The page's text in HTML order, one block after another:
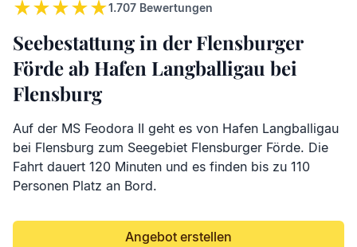
1.707 Bewertungen
Seebestattung in der Flensburger
Förde ab Hafen Langballigau bei
Flensburg
Auf der MS Feodora II geht es von Hafen Langballigau
bei Flensburg zum Seegebiet Flensburger Förde. Die
Fahrt dauert 120 Minuten und es finden bis zu 110
Personen Platz an Bord.
Angebot erstellen